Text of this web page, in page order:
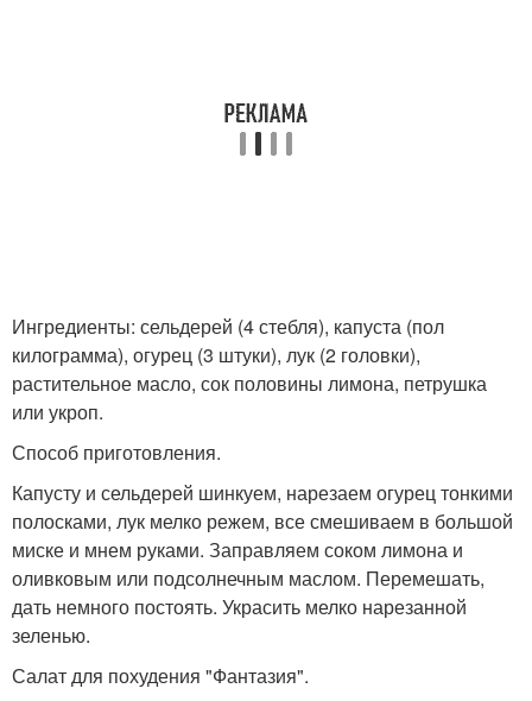
Ингредиенты: сельдерей (4 стебля), капуста (пол
килограмма), огурец (3 штуки), лук (2 головки),
растительное масло, сок половины лимона, петрушка
или укроп.
Способ приготовления.
Капусту и сельдерей шинкуем, нарезаем огурец тонкими
полосками, лук мелко режем, все смешиваем в большой
миске и мнем руками. Заправляем соком лимона и
оливковым или подсолнечным маслом. Перемешать,
дать немного постоять. Украсить мелко нарезанной
зеленью.
Салат для похудения "Фантазия".